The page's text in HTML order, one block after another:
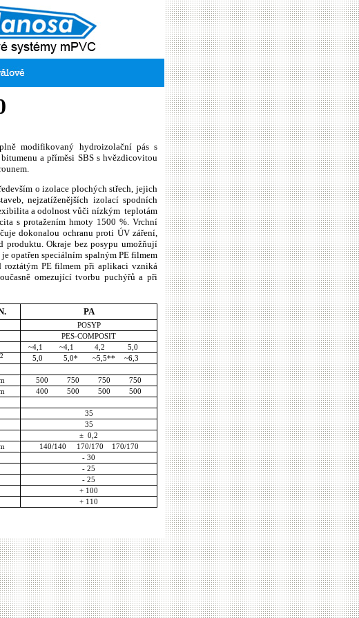
modifikovaný hydroizolační pás s
a příměsi SBS s hvězdicovitou
o izolace plochých střech, jejich
nejzatíženějších izolací spodních
a odolnost vůči nízkým teplotám
s protažením hmoty 1500 %. Vrchní
dokonalou ochranu proti ÚV záření,
produktu. Okraje bez posypu umožňují
opatřen speciálním spalným PE filmem
roztátým PE filmem při aplikaci vzniká
omezující tvorbu puchýřů a při
PA
POSYP
PES-COMPOSIT
~4,1 ~4,1 4,2
5,0
2 5,0 5,0* ~5,5**
~6,3
500 750 750 750
400 500 500 500
35
35
± 0,2
140/140 170/170 170/170
- 30
- 25
- 25
+ 100
+ 110